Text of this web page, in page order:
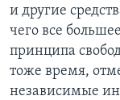
и другие
чего все
принципа
тоже время,
независимые